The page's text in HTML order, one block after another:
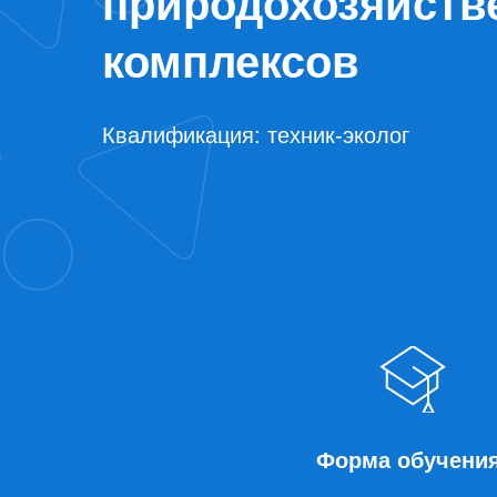
комплексов
Квалификация: техник-эколог
Форма